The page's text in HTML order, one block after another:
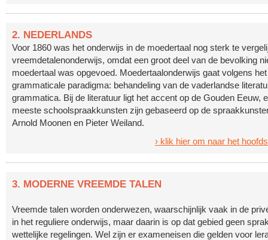
2. NEDERLANDS
Voor 1860 was het onderwijs in de moedertaal nog sterk te
vreemdetalenonderwijs, omdat een groot deel van de bevolking
moedertaal was opgevoed. Moedertaalonderwijs gaat volgens
grammaticale paradigma: behandeling van de vaderlandse
grammatica. Bij de literatuur ligt het accent op de Gouden Eeuw,
meeste schoolspraakkunsten zijn gebaseerd op de
Arnold Moonen en Pieter Weiland.
› klik hier om naar het
3. MODERNE VREEMDE TALEN
Vreemde talen worden onderwezen, waarschijnlijk vaak in de
in het reguliere onderwijs, maar daarin is op dat gebied geen
wettelijke regelingen. Wel zijn er exameneisen die gelden voor